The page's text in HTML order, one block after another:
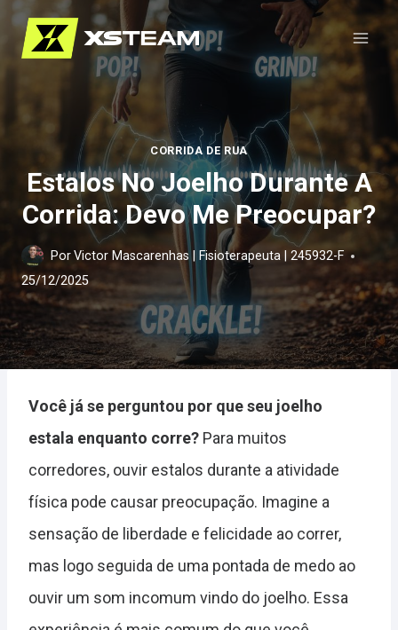
Pular
para
CORRIDA DE RUA
Estalos No Joelho Durante A
Corrida: Devo Me Preocupar?
PorVictor Mascarenhas | Fisioterapeuta | 245932-F
25/12/2025
Você já se perguntou por que seu joelho
estala enquanto corre? Para muitos
corredores, ouvir estalos durante a atividade
física pode causar preocupação. Imagine a
sensação de liberdade e felicidade ao correr,
mas logo seguida de uma pontada de medo ao
ouvir um som incomum vindo do joelho. Essa